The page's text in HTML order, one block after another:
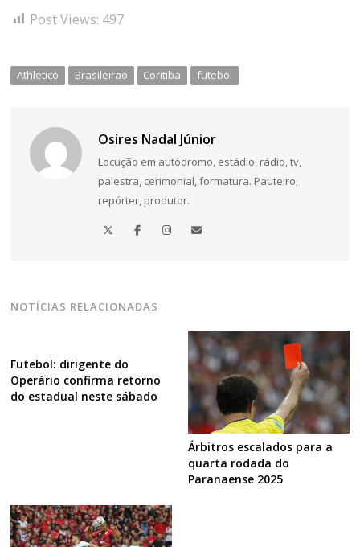
Post Views: 497
Athletico Brasileirão Coritiba futebol
Osires Nadal Júnior
Locução em autódromo, estádio, rádio, tv,
palestra, cerimonial, formatura. Pauteiro,
repórter, produtor.
NOTÍCIAS RELACIONADAS
Futebol: dirigente do
Operário confirma retorno
do estadual neste sábado
Árbitros escalados para a
quarta rodada do
Paranaense 2025